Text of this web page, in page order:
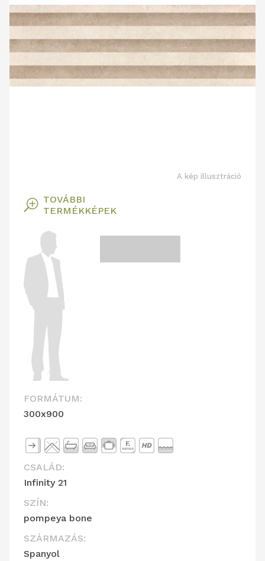
A kép illusztráció
T TOVÁBBI
TERMÉKKÉPEK
FORMÁTUM:
300x900
CSALÁD:
Infinity 21
SZÍN:
pompeya bone
SZÁRMAZÁS:
Spanyol